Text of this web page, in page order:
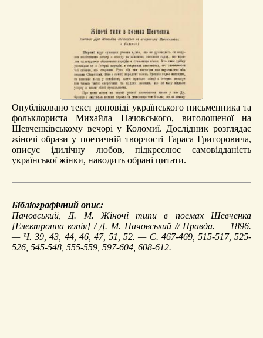
Опубліковано текст доповіді українського письменника та
фольклориста Михайла Пачовського, виголошеної на
Шевченківському вечорі у Коломиї. Дослідник розглядає
жіночі образи у поетичній творчості Тараса Григоровича,
описує ідилічну любов, підкреслює самовідданість
української жінки, наводить обрані цитати.
Бібліографічний опис:
Пачовський, Д. М. Жіночі типи в поемах Шевченка
[Електронна копія] / Д. М. Пачовський // Правда. — 1896.
— Ч. 39, 43, 44, 46, 47, 51, 52. — С. 467-469, 515-517, 525-
526, 545-548, 555-559, 597-604, 608-612.